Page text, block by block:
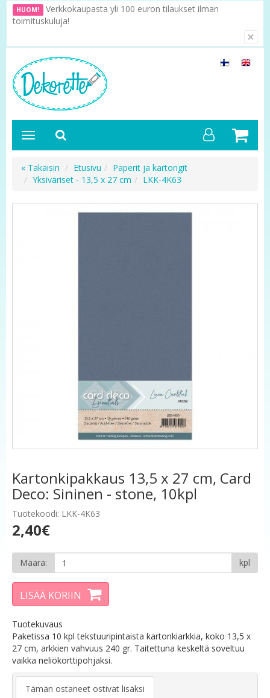
HUOM! Verkkokaupasta yli 100 euron tilaukset ilman
toimituskuluja!
×
« Takaisin Etusivu
Paperit ja kartongit
Yksiväriset - 13,5 x 27 cm
LKK-4K63
Kartonkipakkaus 13,5 x 27 cm, Card
Deco: Sininen - stone, 10kpl
Tuotekoodi: LKK-4K63
2,40€
Määrä: kpl
LISÄÄ KORIIN
Tuotekuvaus
Paketissa 10 kpl tekstuuripintaista kartonkiarkkia, koko 13,5 x
27 cm, arkkien vahvuus 240 gr. Taitettuna keskeltä soveltuu
vaikka neliökorttipohjaksi.
Tämän ostaneet ostivat lisäksi